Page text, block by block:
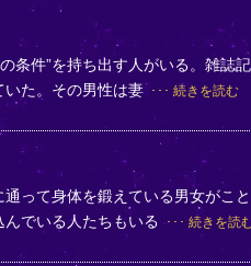
条件”を持ち出す人がいる。雑誌
いた。その男性は妻
続きを読む
って身体を鍛えている男女がこ
んでいる人たちもいる
続きを読